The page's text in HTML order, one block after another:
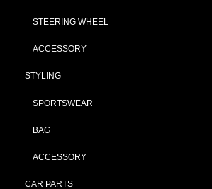
STEERING WHEEL
ACCESSORY
STYLING
SPORTSWEAR
BAG
ACCESSORY
CAR PARTS